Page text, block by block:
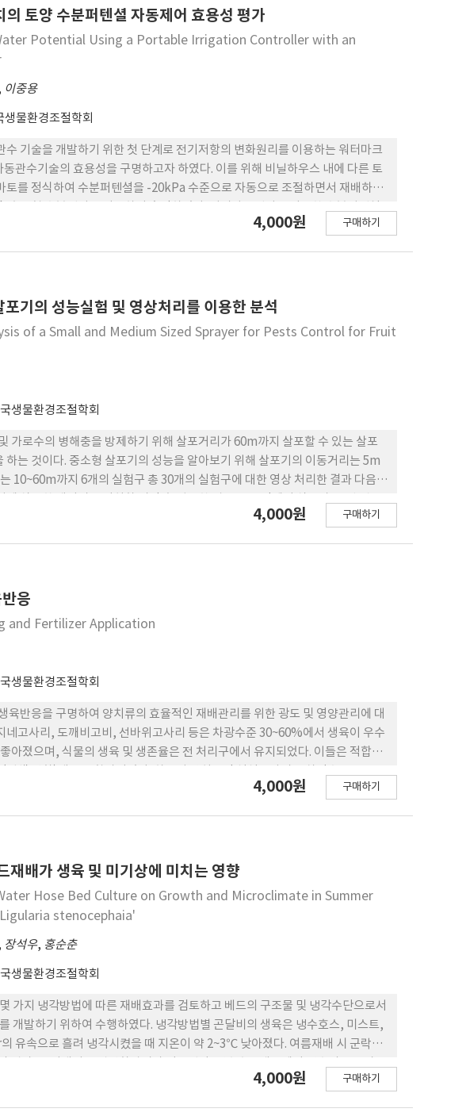
토양 수분퍼텐셜 자동제어 효용성 평가
Potential Using a Portable Irrigation Controller with an
이중용
생물환경조절학회
기술을 개발하기 위한 첫 단계로 전기저항의 변화원리를 이용하는 워터마크
관수기술의 효용성을 구명하고자 하였다. 이를 위해 비닐하우스 내에 다른 토
토를 정식하여 수분퍼텐셜을 -20kPa 수준으로 자동으로 조절하면서 재배하였
으로 0~(-)20kPa 대역에서 높은 변화 값을 나타내어 안정적이지 못한 것으로
반응할 수 없는 구조이기 때문인 것으로 판단하였다. 자동관수에 따른 토양종
사토의 경우 수분함량의 변화정도가 가장 높았다. 수분함량의 변화속도는 낮
물에서 20cm 떨어진 지점의 깊이별 수분함량은 작물에 인접한 위치와 비교하
직물에 인접한 곳만 수분공급이 효율적으로 이루어지는 것을 확인하였다. 추
제 개선과 관수멈춤 시간을 적용하여 물공급의 과잉 문제를 해결하는 보완실
4,000원 구매하기
기의 성능실험 및 영상처리를 이용한 분석
of a Small and Medium Sized Sprayer for Pests Control for Fruit
생물환경조절학회
가로수의 병해충을 방제하기 위해 살포거리가 60m까지 살포할 수 있는 살포
는 것이다. 중소형 살포기의 성능을 알아보기 위해 살포기의 이동거리는 5m
10~60m까지 6개의 실험구 총 30개의 실험구에 대한 영상 처리한 결과 다음과
다. 중소형 살포기가 0.3m/s로 이동하면서 살포 한 경우 15m 이동한 경우 살포
50.21%, 10m 이동한 경우는 30m 구간에서 51.17, 15m 이동한 경우는
는 20m의 구간에서 51.84%로 높게 나타났다. 이동거리별 검정색 비율은 방
4,000원 구매하기
응
and Fertilizer Application
생물환경조절학회
육반응을 구명하여 양치류의 효율적인 재배관리를 위한 광도 및 영양관리에 대
네고사리, 도깨비고비, 선바위고사리 등은 차광수준 30~60%에서 생육이 우수
아졌으며, 식물의 생육 및 생존율은 전 처리구에서 유지되었다. 이들은 적합한
에서 생육이 우수한 것으로 나타났다. 이들은 시비에 의한 효과는 부분적으
4,000원 구매하기
재배가 생육 및 미기상에 미치는 영향
Hose Bed Culture on Growth and Microclimate in Summer
stenocephaia'
장석우, 홍순춘
생물환경조절학회
가지 냉각방법에 따른 재배효과를 검토하고 베드의 구조물 및 냉각수단으로서
개발하기 위하여 수행하였다. 냉각방법별 곤달비의 생육은 냉수호스, 미스트,
유속으로 흘려 냉각시켰을 때 지온이 약 2~3℃ 낮아졌다. 여름재배 시 군락부
로 유지되어 냉각효과가 양호하였으며, 스티로폼베드에 비하여 호스베드의
4,000원 구매하기